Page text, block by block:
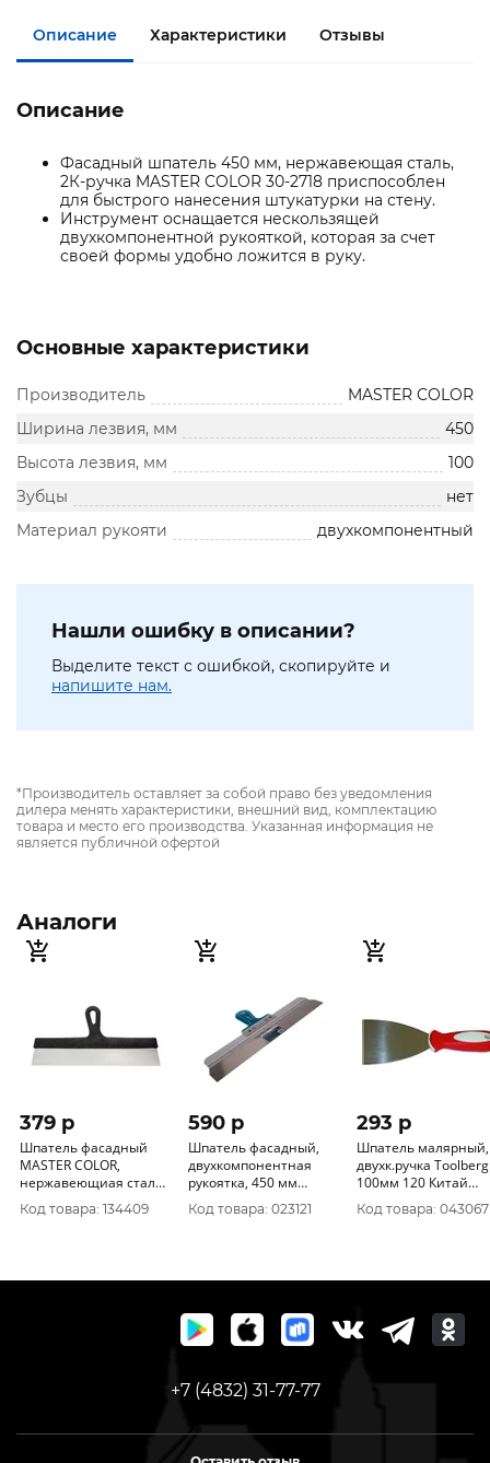
Описание Характеристики Отзывы
Описание
Фасадный шпатель 450 мм, нержавеющая сталь,
2К-ручка MASTER COLOR 30-2718 приспособлен
для быстрого нанесения штукатурки на стену.
Инструмент оснащается нескользящей
двухкомпонентной рукояткой, которая за счет
своей формы удобно ложится в руку.
Основные характеристики
Производитель
MASTER COLOR
Ширина лезвия, мм
450
Высота лезвия, мм
100
Зубцы
нет
Материал рукояти
двухкомпонентный
Нашли ошибку в описании?
Выделите текст с ошибкой, скопируйте и
напишите нам.
*Производитель оставляет за собой право без уведомления
дилера менять характеристики, внешний вид, комплектацию
товара и место его производства. Указанная информация не
является публичной офертой
Аналоги
379 p
Шпатель фасадный
MASTER COLOR,
нержавеющиая сталь,
пластиковая ручка, 450
мм 30-2318
Код товара: 134409
590 p
Шпатель фасадный,
двухкомпонентная
рукоятка, 450 мм
РемоКолор 12-9-040
Код товара: 023121
293 p
Шпатель малярный,
двухк.ручка Toolberg
100мм 120 Китай
1203010
Код товара: 043067
+7 (4832) 31-77-77